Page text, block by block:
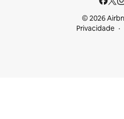
© 2026
Privacidade